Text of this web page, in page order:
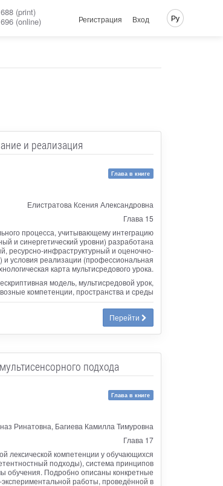
(print)
(online) Регистрация Вход Ру
и реализация
Глава в книге
Елистратова Ксения Александровна
Глава 15
процесса, учитывающему интеграцию
и синергетический уровни) разработана
ресурсно-инфраструктурный и оценочно-
и условия реализации (профессиональная
карта мультисредового урока.
модель, мультисредовой урок,
компетенции, пространства и среды
Перейти
подхода
Глава в книге
Ринатовна, Багиева Камилла Тимуровна
Глава 17
лексической компетенции у обучающихся
подходы), система принципов
обучения. Подробно описаны конкретные
работы, проведённой в